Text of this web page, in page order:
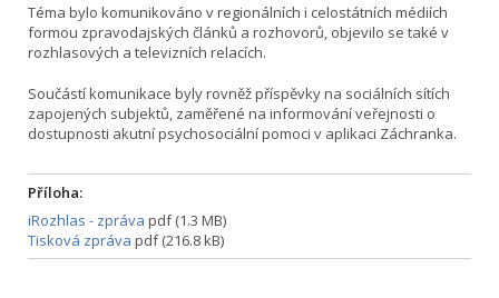
Téma bylo komunikováno v regionálních i celostátních médiích
formou zpravodajských článků a rozhovorů, objevilo se také v
rozhlasových a televizních relacích.
Součástí komunikace byly rovněž příspěvky na sociálních sítích
zapojených subjektů, zaměřené na informování veřejnosti o
dostupnosti akutní psychosociální pomoci v aplikaci Záchranka.
Příloha:
iRozhlas - zpráva pdf (1.3 MB)
Tisková zpráva pdf (216.8 kB)